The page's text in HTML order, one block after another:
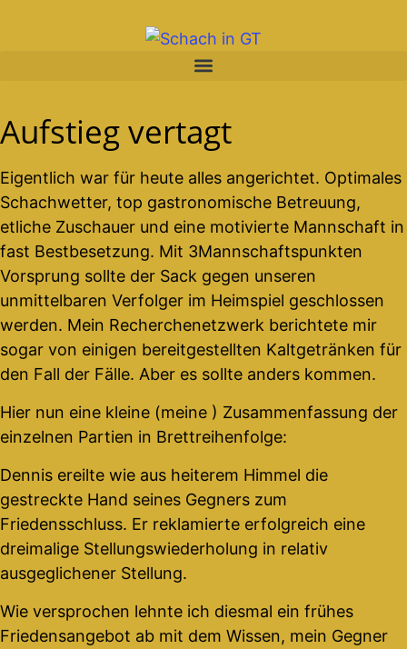
Aufstieg vertagt
Eigentlich war für heute alles angerichtet. Optimales
Schachwetter, top gastronomische Betreuung,
etliche Zuschauer und eine motivierte Mannschaft in
fast Bestbesetzung. Mit 3Mannschaftspunkten
Vorsprung sollte der Sack gegen unseren
unmittelbaren Verfolger im Heimspiel geschlossen
werden. Mein Recherchenetzwerk berichtete mir
sogar von einigen bereitgestellten Kaltgetränken für
den Fall der Fälle. Aber es sollte anders kommen.
Hier nun eine kleine (meine ) Zusammenfassung der
einzelnen Partien in Brettreihenfolge:
Dennis ereilte wie aus heiterem Himmel die
gestreckte Hand seines Gegners zum
Friedensschluss. Er reklamierte erfolgreich eine
dreimalige Stellungswiederholung in relativ
ausgeglichener Stellung.
Wie versprochen lehnte ich diesmal ein frühes
Friedensangebot ab mit dem Wissen, mein Gegner